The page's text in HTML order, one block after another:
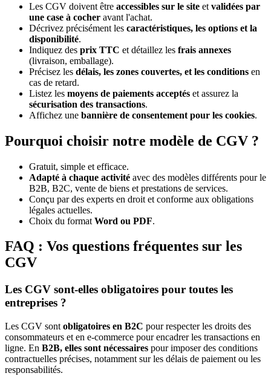
Les CGV doivent être accessibles sur le site et validées par
une case à cocher avant l'achat.
Décrivez précisément les caractéristiques, les options et la
disponibilité.
Indiquez des prix TTC et détaillez les frais annexes
(livraison, emballage).
Précisez les délais, les zones couvertes, et les conditions en
cas de retard.
Listez les moyens de paiements acceptés et assurez la
sécurisation des transactions.
Affichez une bannière de consentement pour les cookies.
Pourquoi choisir notre modèle de CGV ?
Gratuit, simple et efficace.
Adapté à chaque activité avec des modèles différents pour le
B2B, B2C, vente de biens et prestations de services.
Conçu par des experts en droit et conforme aux obligations
légales actuelles.
Choix du format Word ou PDF.
FAQ : Vos questions fréquentes sur les
CGV
Les CGV sont-elles obligatoires pour toutes les
entreprises ?
Les CGV sont obligatoires en B2C pour respecter les droits des
consommateurs et en e-commerce pour encadrer les transactions en
ligne. En B2B, elles sont nécessaires pour imposer des conditions
contractuelles précises, notamment sur les délais de paiement ou les
responsabilités.